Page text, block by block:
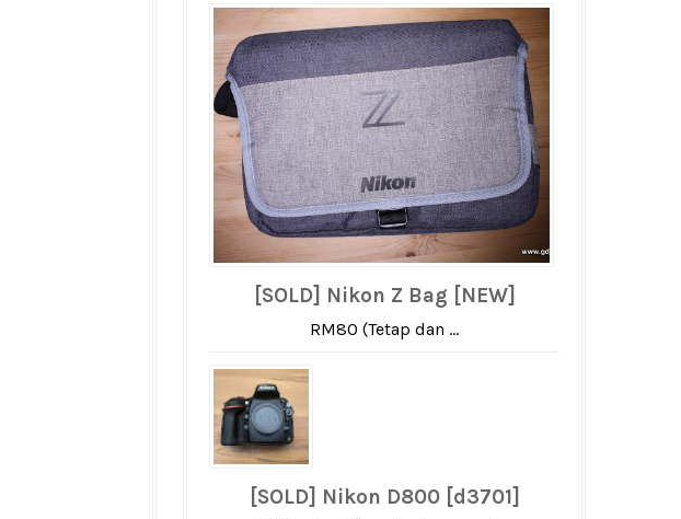
[SOLD] Nikon Z Bag [NEW]
RM80 (Tetap dan ...
[SOLD] Nikon D800 [d3701]